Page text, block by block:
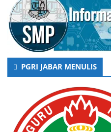
PGRI JABAR MENULIS